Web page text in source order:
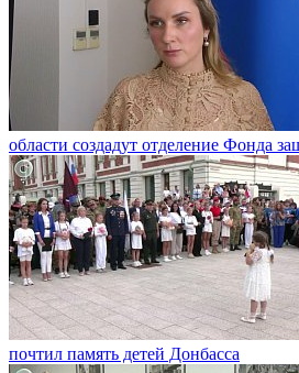
области создадут отделение Фонда
почтил память детей Донбасса